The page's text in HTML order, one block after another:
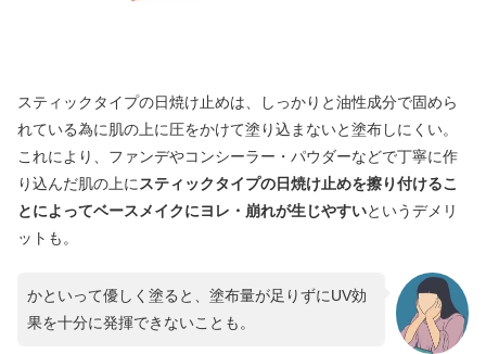
スティックタイプの日焼け止めは、しっかりと油性成分で固めら
れている為に肌の上に圧をかけて塗り込まないと塗布しにくい。
これにより、ファンデやコンシーラー・パウダーなどで丁寧に作
り込んだ肌の上に スティックタイプの日焼け止めを擦り付けるこ
とによってベースメイクにヨレ・崩れが生じやすいというデメリ
ットも。
かといって優しく塗ると、塗布量が足りずにUV効
果を十分に発揮できないことも。